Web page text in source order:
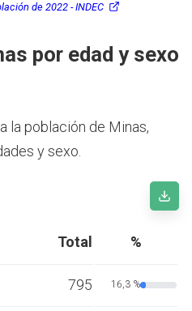
de 2022 - INDEC
por edad y sexo
la población de Minas,
y sexo.
Total %
795 16,3 %